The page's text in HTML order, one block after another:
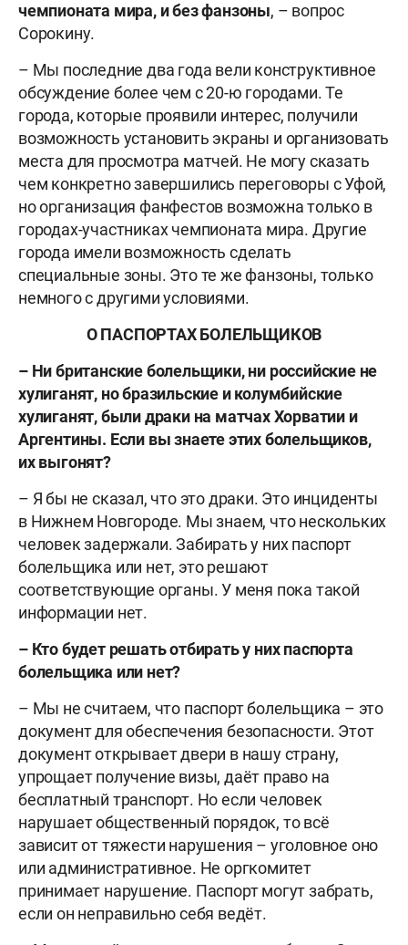
чемпионата мира, и без фанзоны, – вопрос
Сорокину.
– Мы последние два года вели конструктивное
обсуждение более чем с 20-ю городами. Те
города, которые проявили интерес, получили
возможность установить экраны и организовать
места для просмотра матчей. Не могу сказать
чем конкретно завершились переговоры с Уфой,
но организация фанфестов возможна только в
городах-участниках чемпионата мира. Другие
города имели возможность сделать
специальные зоны. Это те же фанзоны, только
немного с другими условиями.
О ПАСПОРТАХ БОЛЕЛЬЩИКОВ
– Ни британские болельщики, ни российские не
хулиганят, но бразильские и колумбийские
хулиганят, были драки на матчах Хорватии и
Аргентины. Если вы знаете этих болельщиков,
их выгонят?
– Я бы не сказал, что это драки. Это инциденты
в Нижнем Новгороде. Мы знаем, что нескольких
человек задержали. Забирать у них паспорт
болельщика или нет, это решают
соответствующие органы. У меня пока такой
информации нет.
– Кто будет решать отбирать у них паспорта
болельщика или нет?
– Мы не считаем, что паспорт болельщика – это
документ для обеспечения безопасности. Этот
документ открывает двери в нашу страну,
упрощает получение визы, даёт право на
бесплатный транспорт. Но если человек
нарушает общественный порядок, то всё
зависит от тяжести нарушения – уголовное оно
или административное. Не оргкомитет
принимает нарушение. Паспорт могут забрать,
если он неправильно себя ведёт.